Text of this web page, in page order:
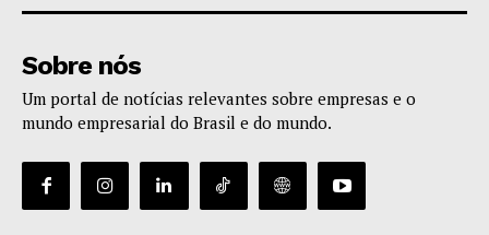
Sobre nós
Um portal de notícias relevantes sobre empresas e o
mundo empresarial do Brasil e do mundo.